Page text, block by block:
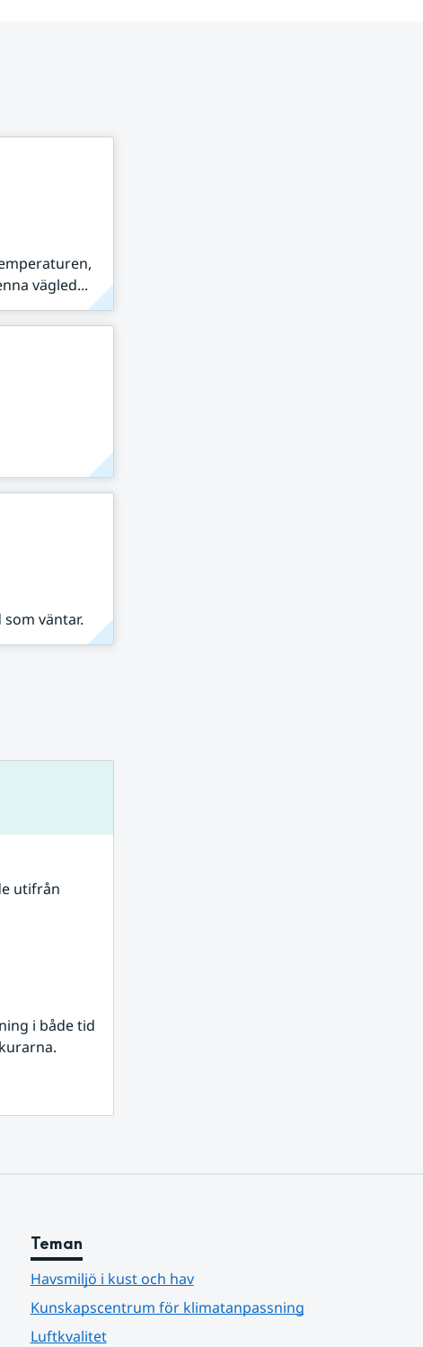
vägled...
väntar.
utifrån
i både tid
Teman
Havsmiljö i kust och hav
Kunskapscentrum för klimatanpassning
Luftkvalitet